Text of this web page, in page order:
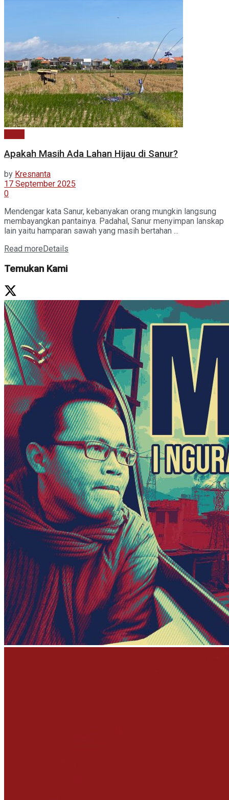
Apakah Masih Ada Lahan Hijau di Sanur?
by Kresnanta
17 September 2025
0
Mendengar kata Sanur, kebanyakan orang mungkin langsung
membayangkan pantainya. Padahal, Sanur menyimpan lanskap
lain yaitu hamparan sawah yang masih bertahan ...
Read more Details
Temukan Kami